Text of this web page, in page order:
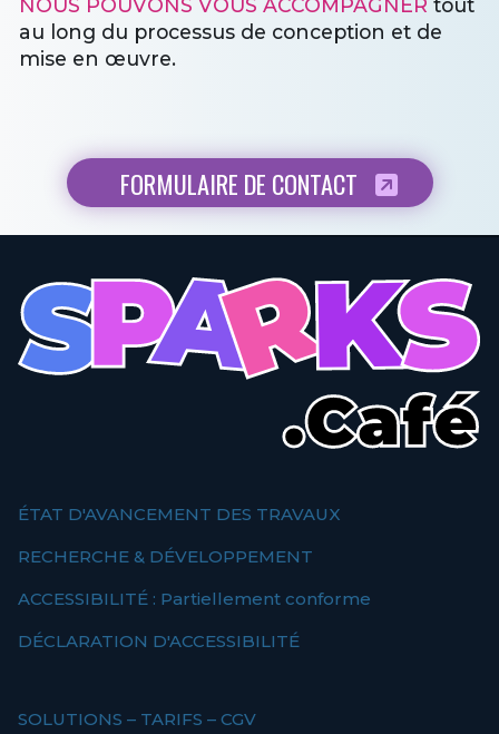
NOUS POUVONS VOUS ACCOMPAGNER tout
au long du processus de conception et de
mise en œuvre.
FORMULAIRE DE CONTACT
ÉTAT D'AVANCEMENT DES TRAVAUX
RECHERCHE & DÉVELOPPEMENT
ACCESSIBILITÉ : Partiellement conforme
DÉCLARATION D'ACCESSIBILITÉ
SOLUTIONS – TARIFS – CGV